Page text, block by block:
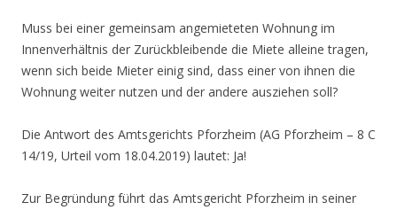
Muss bei einer gemeinsam angemieteten Wohnung im
Innenverhältnis der Zurückbleibende die Miete alleine tragen,
wenn sich beide Mieter einig sind, dass einer von ihnen die
Wohnung weiter nutzen und der andere ausziehen soll?
Die Antwort des Amtsgerichts Pforzheim (AG Pforzheim – 8 C
14/19, Urteil vom 18.04.2019) lautet: Ja!
Zur Begründung führt das Amtsgericht Pforzheim in seiner